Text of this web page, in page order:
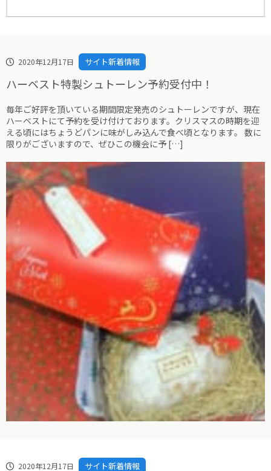
2020年12月17日 サイト新着情報
ハーベスト特製シュトーレン予約受付中！
毎年ご好評を頂いている期間限定発売のシュトーレンですが、現在
ハーベストにて予約を受け付けております。クリスマスの時期を迎
える頃にはちょうどパンに味がしみ込んで食べ頃となります。 数に
限りがございますので、ぜひこの機会に予 […]
2020年12月17日 サイト新着情報